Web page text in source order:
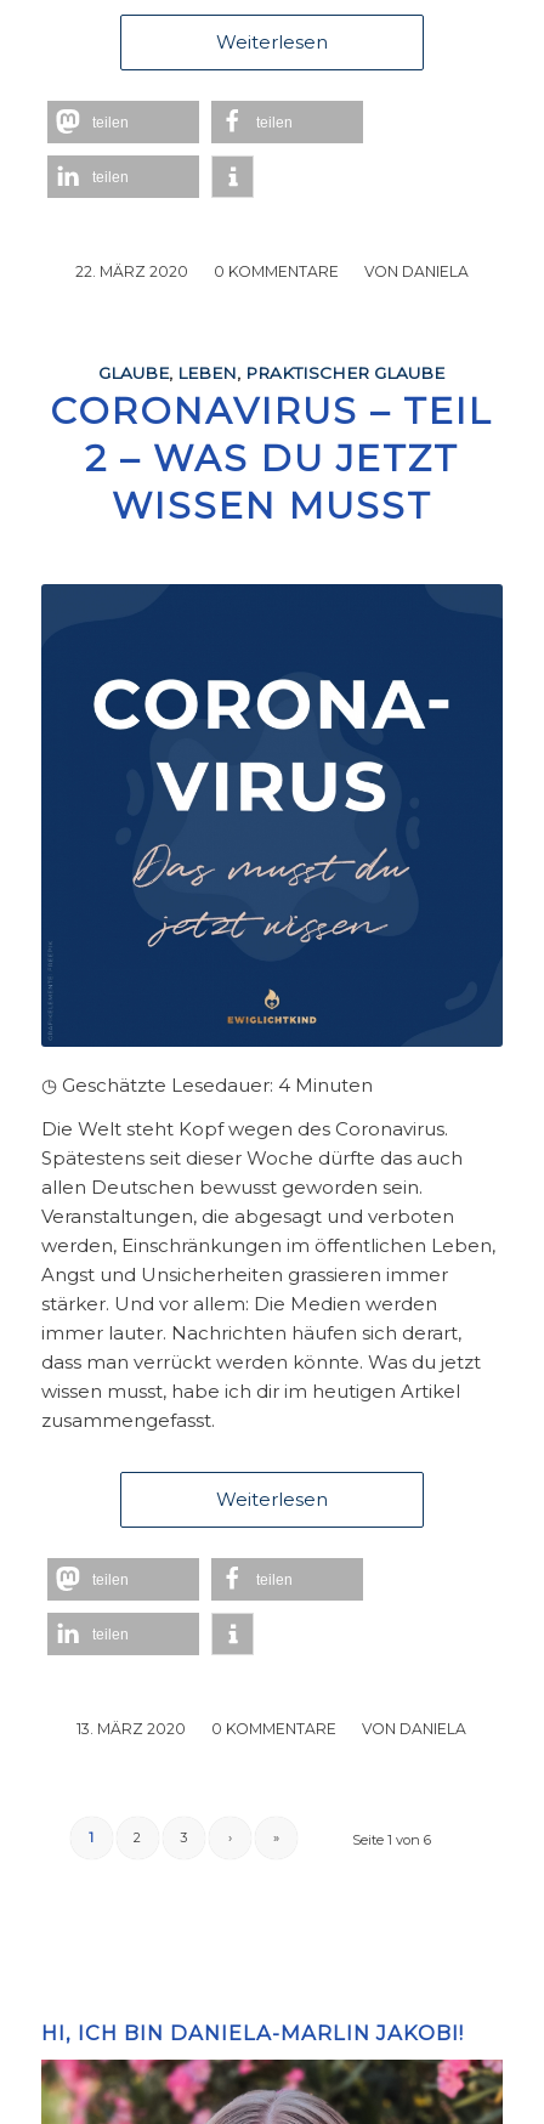
Weiterlesen
teilen teilen
teilen
22. MÄRZ 2020
/ 0 KOMMENTARE
/ VON DANIELA
GLAUBE, LEBEN, PRAKTISCHER GLAUBE
CORONAVIRUS – TEIL
2 – WAS DU JETZT
WISSEN MUSST
◷ Geschätzte Lesedauer: 4 Minuten
Die Welt steht Kopf wegen des Coronavirus.
Spätestens seit dieser Woche dürfte das auch
allen Deutschen bewusst geworden sein.
Veranstaltungen, die abgesagt und verboten
werden, Einschränkungen im öffentlichen Leben,
Angst und Unsicherheiten grassieren immer
stärker. Und vor allem: Die Medien werden
immer lauter. Nachrichten häufen sich derart,
dass man verrückt werden könnte. Was du jetzt
wissen musst, habe ich dir im heutigen Artikel
zusammengefasst.
Weiterlesen
teilen teilen
teilen
13. MÄRZ 2020
/ 0 KOMMENTARE
/ VON DANIELA
Seite 1 von 6
1 2 3 › »
HI, ICH BIN DANIELA-MARLIN JAKOBI!